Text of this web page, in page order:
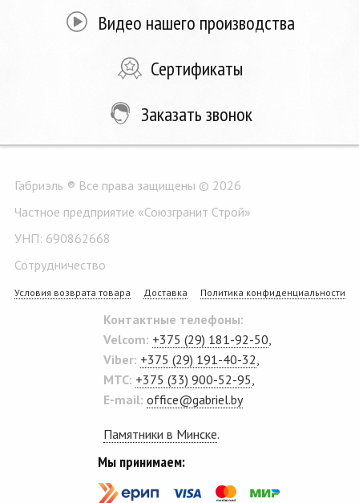
Видео нашего производства
Сертификаты
Заказать звонок
Габриэль ® Все права защищены © 2026
Частное предприятие «Союзгранит Строй»
УНП: 690862668
Сотрудничество
Условия возврата товара Доставка Политика конфиденциальности
Контактные телефоны:
Velcom: +375 (29) 181-92-50
Viber: +375 (29) 191-40-32
MTC: +375 (33) 900-52-95
E-mail: office@gabriel.by
Памятники в Минске.
Мы принимаем: